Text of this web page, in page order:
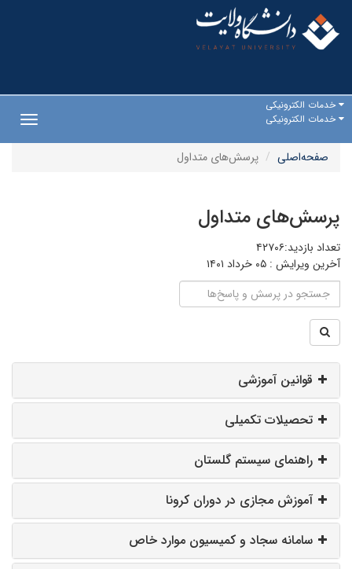
خدمات الکترونیکی
خدمات الکترونیکی
صفحه‌اصلی
پرسش‌های متداول
پرسش‌های متداول
تعداد بازدید:۴۲۷۰۶
آخرین ویرایش : ۰۵ خرداد ۱۴۰۱
قوانین آموزشی
تحصیلات تکمیلی
راهنمای سیستم گلستان
آموزش مجازی در دوران کرونا
سامانه سجاد و کمیسیون موارد خاص